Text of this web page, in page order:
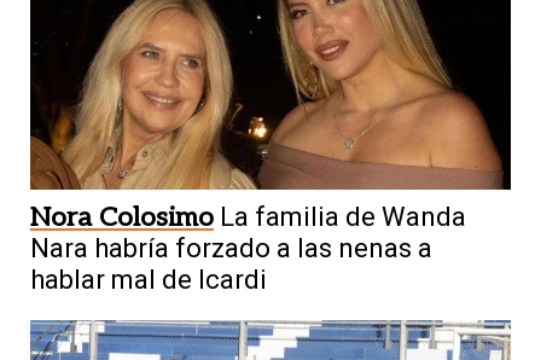
Nora Colosimo La familia de Wanda
Nara habría forzado a las nenas a
hablar mal de Icardi